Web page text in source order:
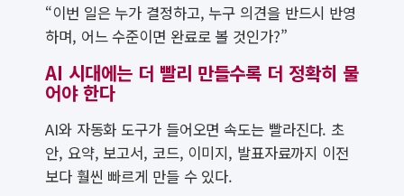
“이번 일은 누가 결정하고, 누구 의견을 반드시 반영
하며, 어느 수준이면 완료로 볼 것인가?”
AI 시대에는 더 빨리 만들수록 더 정확히 물
어야 한다
AI와 자동화 도구가 들어오면 속도는 빨라진다. 초
안, 요약, 보고서, 코드, 이미지, 발표자료까지 이전
보다 훨씬 빠르게 만들 수 있다.